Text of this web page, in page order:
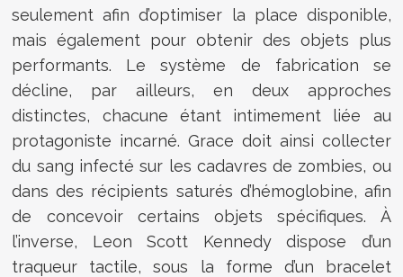
seulement afin d’optimiser la place disponible,
mais également pour obtenir des objets plus
performants. Le système de fabrication se
décline, par ailleurs, en deux approches
distinctes, chacune étant intimement liée au
protagoniste incarné. Grace doit ainsi collecter
du sang infecté sur les cadavres de zombies, ou
dans des récipients saturés d’hémoglobine, afin
de concevoir certains objets spécifiques. À
l’inverse, Leon Scott Kennedy dispose d’un
traqueur tactile, sous la forme d’un bracelet